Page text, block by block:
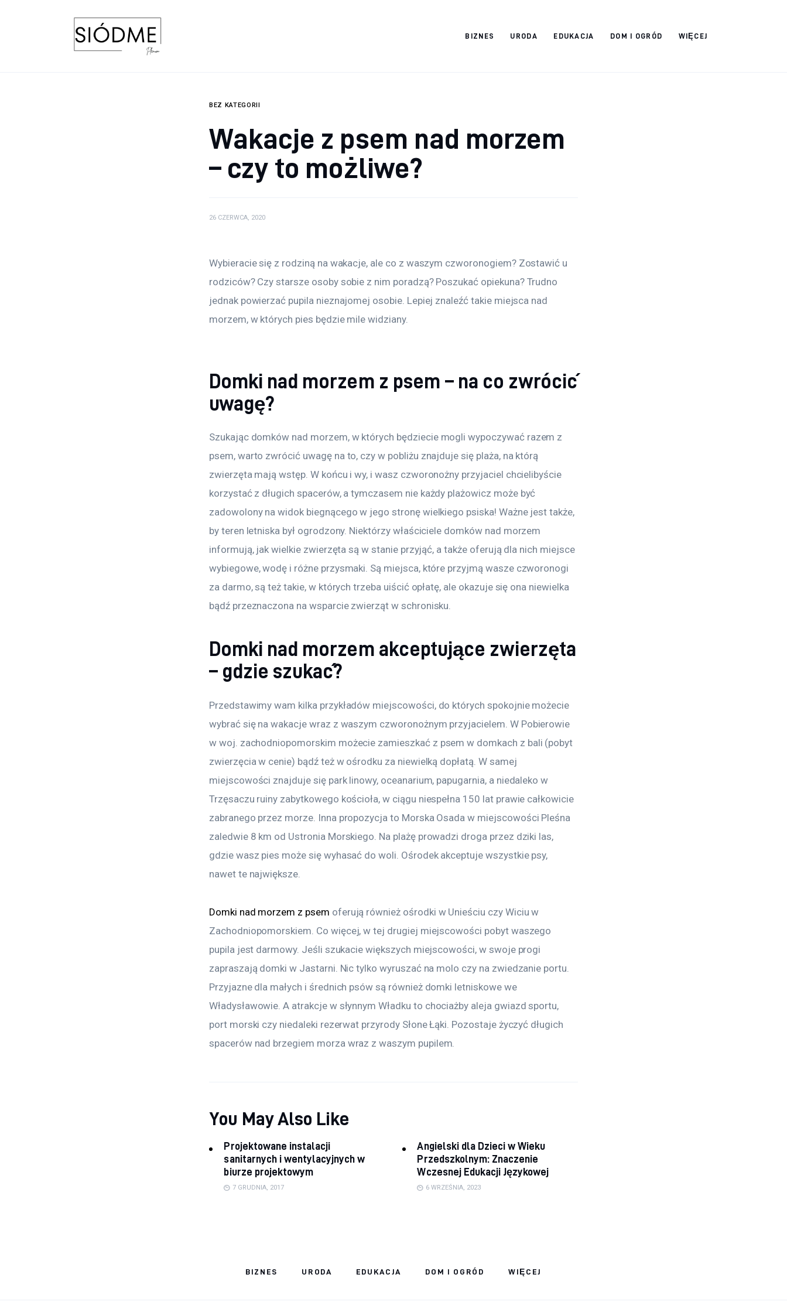
BIZNES URODA EDUKACJA DOM I OGRÓD WIĘCEJ
BEZ KATEGORII
Wakacje z psem nad morzem
– czy to możliwe?
26 CZERWCA, 2020
Wybieracie się z rodziną na wakacje, ale co z waszym czworonogiem? Zostawić u
rodziców? Czy starsze osoby sobie z nim poradzą? Poszukać opiekuna? Trudno
jednak powierzać pupila nieznajomej osobie. Lepiej znaleźć takie miejsca nad
morzem, w których pies będzie mile widziany.
Domki nad morzem z psem – na co zwrócić
uwagę?
Szukając domków nad morzem, w których będziecie mogli wypoczywać razem z
psem, warto zwrócić uwagę na to, czy w pobliżu znajduje się plaża, na którą
zwierzęta mają wstęp. W końcu i wy, i wasz czworonożny przyjaciel chcielibyście
korzystać z długich spacerów, a tymczasem nie każdy plażowicz może być
zadowolony na widok biegnącego w jego stronę wielkiego psiska! Ważne jest także,
by teren letniska był ogrodzony. Niektórzy właściciele domków nad morzem
informują, jak wielkie zwierzęta są w stanie przyjąć, a także oferują dla nich miejsce
wybiegowe, wodę i różne przysmaki. Są miejsca, które przyjmą wasze czworonogi
za darmo, są też takie, w których trzeba uiścić opłatę, ale okazuje się ona niewielka
bądź przeznaczona na wsparcie zwierząt w schronisku.
Domki nad morzem akceptujące zwierzęta
– gdzie szukać?
Przedstawimy wam kilka przykładów miejscowości, do których spokojnie możecie
wybrać się na wakacje wraz z waszym czworonożnym przyjacielem. W Pobierowie
w woj. zachodniopomorskim możecie zamieszkać z psem w domkach z bali (pobyt
zwierzęcia w cenie) bądź też w ośrodku za niewielką dopłatą. W samej
miejscowości znajduje się park linowy, oceanarium, papugarnia, a niedaleko w
Trzęsaczu ruiny zabytkowego kościoła, w ciągu niespełna 150 lat prawie całkowicie
zabranego przez morze. Inna propozycja to Morska Osada w miejscowości Pleśna
zaledwie 8 km od Ustronia Morskiego. Na plażę prowadzi droga przez dziki las,
gdzie wasz pies może się wyhasać do woli. Ośrodek akceptuje wszystkie psy,
nawet te największe.
Domki nad morzem z psem oferują również ośrodki w Unieściu czy Wiciu w
Zachodniopomorskiem. Co więcej, w tej drugiej miejscowości pobyt waszego
pupila jest darmowy. Jeśli szukacie większych miejscowości, w swoje progi
zapraszają domki w Jastarni. Nic tylko wyruszać na molo czy na zwiedzanie portu.
Przyjazne dla małych i średnich psów są również domki letniskowe we
Władysławowie. A atrakcje w słynnym Władku to chociażby aleja gwiazd sportu,
port morski czy niedaleki rezerwat przyrody Słone Łąki. Pozostaje życzyć długich
spacerów nad brzegiem morza wraz z waszym pupilem.
You May Also Like
Projektowane instalacji
sanitarnych i wentylacyjnych w
biurze projektowym
7 GRUDNIA, 2017
Angielski dla Dzieci w Wieku
Przedszkolnym: Znaczenie
Wczesnej Edukacji Językowej
6 WRZEŚNIA, 2023
BIZNES URODA EDUKACJA DOM I OGRÓD WIĘCEJ